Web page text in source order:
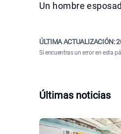
Un hombre
ÚLTIMA ACTUALIZACIÓN:
Si encuentras un error en esta
Últimas noticias